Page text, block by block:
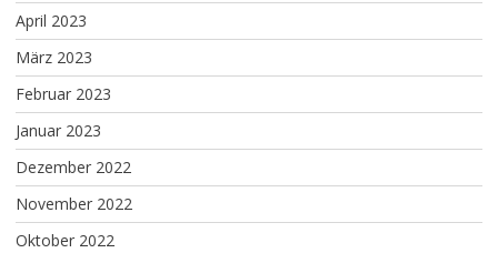
April 2023
März 2023
Februar 2023
Januar 2023
Dezember 2022
November 2022
Oktober 2022